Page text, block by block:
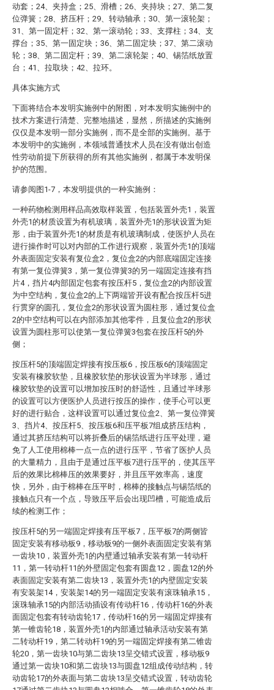
动套；24、夹持盒；25、滑槽；26、夹持块；27、第二复
位弹簧；28、挤压杆；29、转动轴承；30、第一滚轮架；
31、第一固定杆；32、第一滚动轮；33、支撑柱；34、支
撑台；35、第一固定块；36、第二固定块；37、第二滚动
轮；38、第二固定杆；39、第二滚轮架；40、锡箔纸放置
台；41、拉取块；42、拉环。
具体实施方式
下面将结合本发明实施例中的附图，对本发明实施例中的
技术方案进行清楚、完整地描述，显然，所描述的实施例
仅仅是本发明一部分实施例，而不是全部的实施例。基于
本发明中的实施例，本领域普通技术人员在没有做出创造
性劳动前提下所获得的所有其他实施例，都属于本发明保
护的范围。
请参阅图1-7，本发明提供的一种实施例：
一种药物检测用样品高效取样装置，包括装置外壳1，装置
外壳1的材质设置为有机玻璃，装置外壳1的形状设置为矩
形，由于装置外壳1的材质是有机玻璃制成，使医护人员在
进行操作时可以对内部的工作进行观察，装置外壳1的顶端
外表面固定安装有复位盒2，复位盒2的内部底端固定连接
有第一复位弹簧3，第一复位弹簧3的另一端固定连接有挡
片4，挡片4内部固定包套有按压杆5，复位盒2的内部设置
为中空结构，复位盒2的上下两端皆开设有配合按压杆5进
行贯穿的圆孔，复位盒2的形状设置为圆柱形，通过复位盒
2的中空结构可以在内部添加其他零件，且复位盒2的形状
设置为圆柱形可以使第一复位弹簧3包套在按压杆5的外
侧；
按压杆5的顶端固定焊接有按压板6，按压板6的顶端固定
安装有橡胶软垫，且橡胶软垫的形状设置为半球形，通过
橡胶软垫的设置可以增加按压时的舒适性，且通过半球形
的设置可以方便医护人员进行按压的操作，使手心可以更
好的进行贴合，这样设置可以通过复位盒2、第一复位弹簧
3、挡片4、按压杆5、按压板6和压平板7组成挤压结构，
通过其挤压结构可以将折叠后的锡箔纸进行压平处理，避
免了人工使用棉棒一点一点的进行压平，节省了医护人员
的大量精力，且由于是通过压平板7进行压平的，使其压平
后的效果比棉棒压的效果要好，并且压平效率高，速度
快，另外，由于棉棒在压平时，棉棒的接触点与锡箔纸的
接触点只有一个点，导致压平后会出现凹槽，可能造成后
续的检测工作；
按压杆5的另一端固定焊接有压平板7，压平板7的两侧皆
固定安装有移动板9，移动板9的一侧外表面固定安装有第
一齿块10，装置外壳1的内壁通过轴承安装有第一转动杆
11，第一转动杆11的外壁固定包套有圆盘12，圆盘12的外
表面固定安装有第二齿块13，装置外壳1的内壁固定安装
有安装架14，安装架14的另一端固定安装有滚珠轴承15，
滚珠轴承15的内部活动插设有传动杆16，传动杆16的外表
面固定包套有转动齿轮17，传动杆16的另一端固定焊接有
第一锥齿轮18，装置外壳1的内部通过轴承活动安装有第
二转动杆19，第二转动杆19的另一端固定焊接有第二锥齿
轮20，第一齿块10与第二齿块13呈交错式设置，移动板9
通过第一齿块10和第二齿块13与圆盘12组成传动结构，转
动齿轮17的外表面与第二齿块13呈交错式设置，转动齿轮